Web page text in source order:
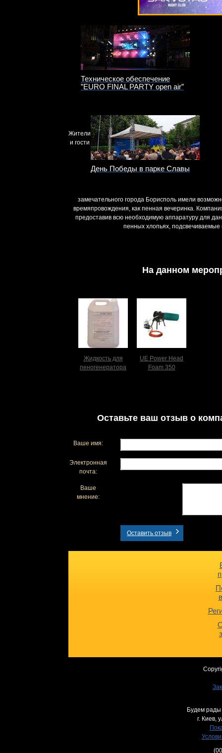
Техническое обеспечение
”EURO FINAL PARTY open air”
День Победы в парке Славы
Жители
и гости
замечательного города Борисполь имели
времяпровождения, как пенная вечеринка.
предоставив всю необходимую аппаратуру для
пенных хлопьях,
На данном
Жидкость для
пеногенератора
UE Power Head
Foam 350
Оставьте ваш отзыв о
Ваше имя:
Электронная
почта:
Ваше
мнение:
Оставить отзыв
Будем рады
г. Киев,